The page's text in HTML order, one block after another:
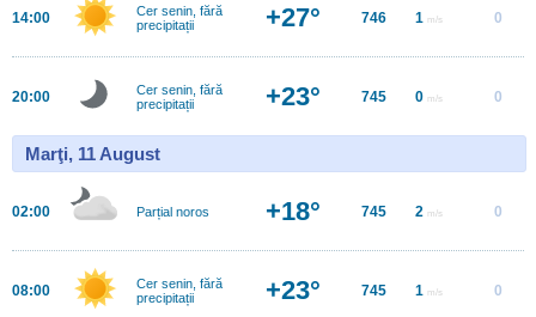
14:00
Cer senin, fără
precipitații
+27° 746 1 m/s 0
20:00
Cer senin, fără
precipitații
+23° 745 0 m/s 0
Marţi, 11 August
02:00 Parțial noros +18° 745 2 m/s 0
08:00
Cer senin, fără
precipitații
+23° 745 1 m/s 0